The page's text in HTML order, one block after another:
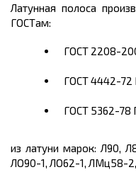
Латунная полоса
ГОСТам:
ГОСТ 2208-
ГОСТ 4442-72
ГОСТ 5362-78
из латуни марок: Л90,
ЛО90-1, ЛО62-1, ЛМц58-